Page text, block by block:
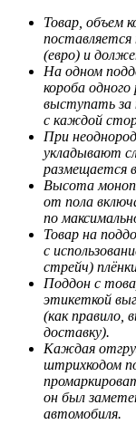
Товар, объем
(евро) и
На одном
короба
выступать за
с каждой
При
укладывают
размещается
Высота
от пола
по
Товар на
с
стрейч)
Поддон с
этикеткой
(как
доставку).
Каждая
штрихкодом
он был
автомобиля.